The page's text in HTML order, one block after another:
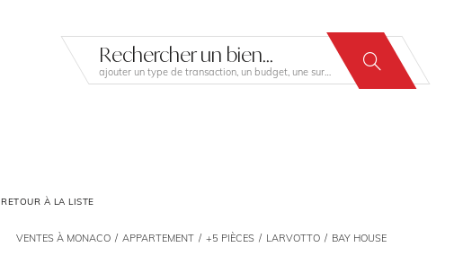
Rechercher un bien...
RETOUR À LA LISTE
VENTES À MONACO APPARTEMENT +5 PIÈCES LARVOTTO BAY HOUSE